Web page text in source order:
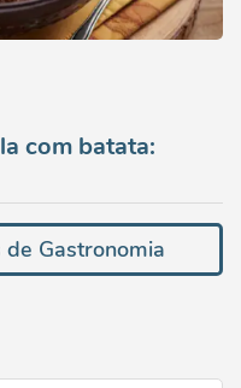
com batata:
Gastronomia